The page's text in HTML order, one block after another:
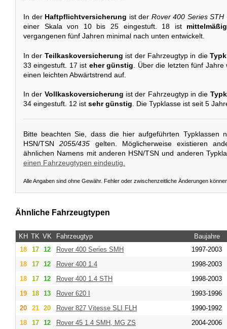
In der Haftpflichtversicherung ist der Rover 400 Series STH
einer Skala von 10 bis 25 eingestuft. 18 ist mittelmäßig
vergangenen fünf Jahren minimal nach unten entwickelt.
In der Teilkaskoversicherung ist der Fahrzeugtyp in die
33 eingestuft. 17 ist eher günstig . Über die letzten fünf
einen leichten Abwärtstrend auf.
In der Vollkaskoversicherung ist der Fahrzeugtyp in die
34 eingestuft. 12 ist sehr günstig. Die Typklasse ist seit 5
Bitte beachten Sie, dass die hier aufgeführten Typklassen
HSN/TSN2055/435 gelten. Möglicherweise existieren
ähnlichen Namens mit anderen HSN/TSN und anderen
einen Fahrzeugtypen eindeutig.
Alle Angaben sind ohne Gewähr. Fehler oder zwischenzeitliche Änderungen
Ähnliche Fahrzeugtypen
KH TK VK Fahrzeugtyp
Baujahre
18
17 12 Rover 400 Series SMH
1997-2003
18
17 12 Rover 400 1.4
1998-2003
18
17 12 Rover 400 1.4 STH
1998-2003
19
18 13 Rover 620 I
1993-1996
20
21 20 Rover 827 Vitesse SLI FLH
1990-1992
18
17 12 Rover 45 1.4 SMH, MG ZS 2004-2006